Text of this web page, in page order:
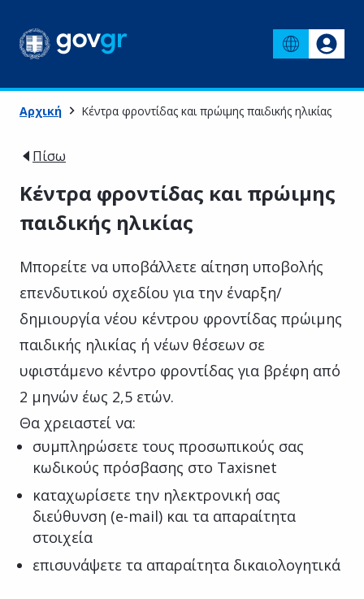
Αρχική Κέντρα φροντίδας και πρώιμης παιδικής ηλικίας
Πίσω
Κέντρα φροντίδας και πρώιμης
παιδικής ηλικίας
Μπορείτε να υποβάλλετε αίτηση υποβολής
επενδυτικού σχεδίου για την έναρξη/
δημιουργία νέου κέντρου φροντίδας πρώιμης
παιδικής ηλικίας ή νέων θέσεων σε
υφιστάμενο κέντρο φροντίδας για βρέφη από
2 μηνών έως 2,5 ετών.
Θα χρειαστεί να:
συμπληρώσετε τους προσωπικούς σας
κωδικούς πρόσβασης στο Taxisnet
καταχωρίσετε την ηλεκτρονική σας
διεύθυνση (e-mail) και τα απαραίτητα
στοιχεία
επισυνάψετε τα απαραίτητα δικαιολογητικά